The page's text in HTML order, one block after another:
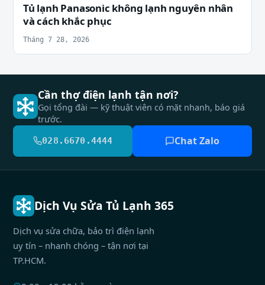
Tủ lạnh Panasonic không lạnh nguyên nhân
và cách khắc phục
Tháng 7 28, 2026
Cần thợ điện lạnh tận nơi?
Gọi tổng đài — kỹ thuật viên có mặt nhanh, báo giá
trước.
028.6670.4444 Chat Zalo
Dịch Vụ Sửa Tủ Lạnh 365
Dịch vụ sửa chữa, bảo trì điện lạnh
uy tín – nhanh chóng – tận nơi tại
TP.HCM.